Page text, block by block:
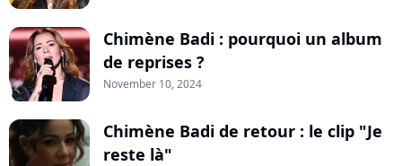
Chimène Badi : pourquoi un album
de reprises ?
November 10, 2024
Chimène Badi de retour : le clip "Je
reste là"